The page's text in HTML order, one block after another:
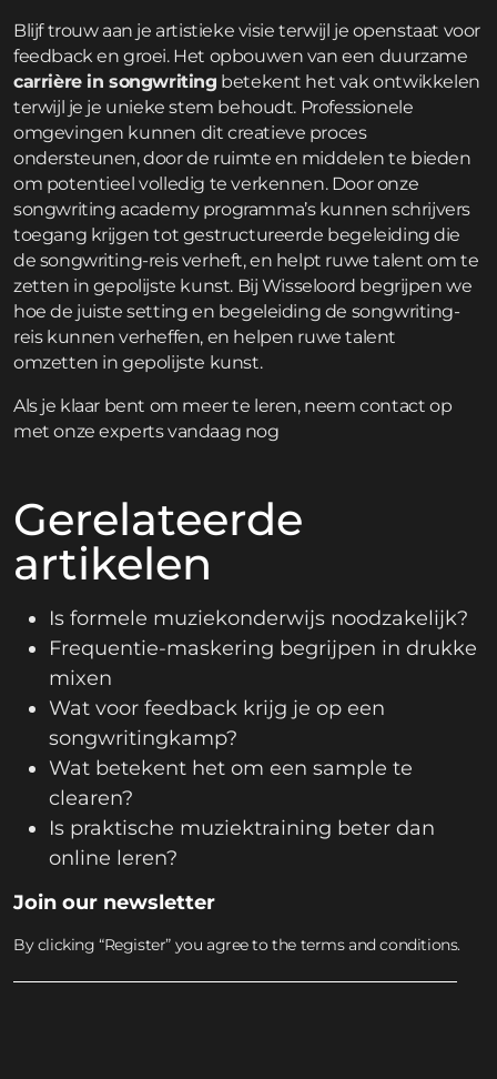
Blijf trouw aan je artistieke visie terwijl je openstaat voor
feedback en groei. Het opbouwen van een duurzame
carrière in songwriting betekent het vak ontwikkelen
terwijl je je unieke stem behoudt. Professionele
omgevingen kunnen dit creatieve proces
ondersteunen, door de ruimte en middelen te bieden
om potentieel volledig te verkennen. Door onze
songwriting academy programma’skunnen schrijvers
toegang krijgen tot gestructureerde begeleiding die
de songwriting-reis verheft, en helpt ruwe talent om te
zetten in gepolijste kunst. Bij Wisseloord begrijpen we
hoe de juiste setting en begeleiding de songwriting-
reis kunnen verheffen, en helpen ruwe talent
omzetten in gepolijste kunst.
Als je klaar bent om meer te leren, neem contact op
met onze experts vandaag nog
Gerelateerde
artikelen
Is formele muziekonderwijs noodzakelijk?
Frequentie-maskering begrijpen in drukke
mixen
Wat voor feedback krijg je op een
songwritingkamp?
Wat betekent het om een sample te
clearen?
Is praktische muziektraining beter dan
online leren?
Join our newsletter
By clicking “Register” you agree to the terms and conditions.